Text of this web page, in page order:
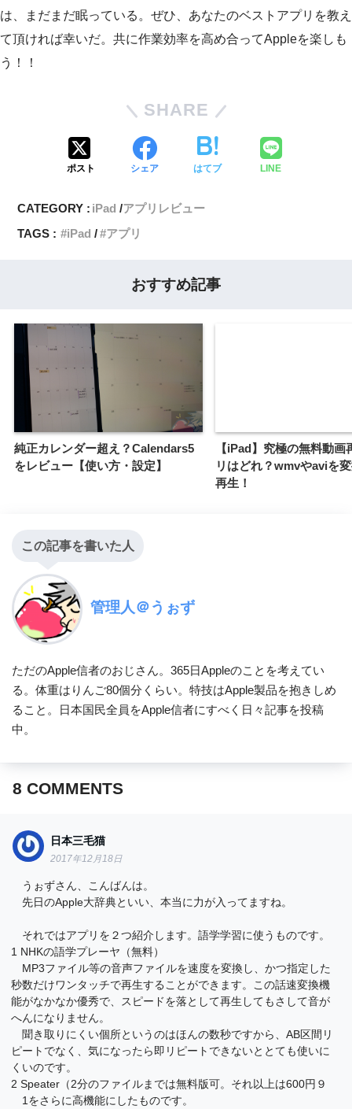
は、まだまだ眠っている。ぜひ、あなたのベストアプリを教え
て頂ければ幸いだ。共に作業効率を高め合ってAppleを楽しも
う！！
SHARE
ポスト シェア はてブ LINE
CATEGORY : iPad アプリレビュー
TAGS :
iPad アプリ
おすすめ記事
純正カレンダー超え？Calendars5
をレビュー【使い方・設定】
【iPad】究極の無料動画
リはどれ？wmvやaviを
再生！
この記事を書いた人
管理人＠うぉず
ただのApple信者のおじさん。365日Appleのことを考えてい
る。体重はりんご80個分くらい。特技はApple製品を抱きしめ
ること。日本国民全員をApple信者にすべく日々記事を投稿
中。
8 COMMENTS
日本三毛猫
2017年12月18日
うぉずさん、こんばんは。
先日のApple大辞典といい、本当に力が入ってますね。
それではアプリを２つ紹介します。語学学習に使うものです。
1 NHKの語学プレーヤ（無料）
MP3ファイル等の音声ファイルを速度を変換し、かつ指定した
秒数だけワンタッチで再生することができます。この話速変換機
能がなかなか優秀で、スピードを落として再生してもさして音が
へんになりません。
聞き取りにくい個所というのはほんの数秒ですから、AB区間リ
ピートでなく、気になったら即リピートできないととても使いに
くいのです。
2 Speater（2分のファイルまでは無料版可。それ以上は600円９
1をさらに高機能にしたものです。